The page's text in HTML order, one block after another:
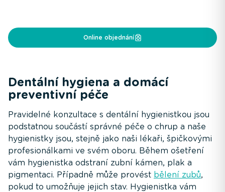
Online objednání
Dentální hygiena a domácí
preventivní péče
Pravidelné konzultace s dentální hygienistkou jsou
podstatnou součástí správné péče o chrup a naše
hygienistky jsou, stejně jako naši lékaři, špičkovými
profesionálkami ve svém oboru. Během ošetření
vám hygienistka odstraní zubní kámen, plak a
pigmentaci. Případně může provést bělení zubů,
pokud to umožňuje jejich stav. Hygienistka vám